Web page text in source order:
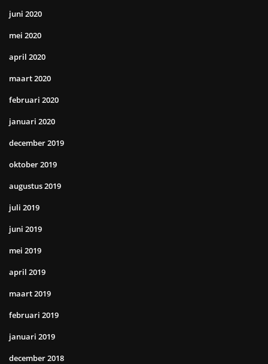
juni 2020
mei 2020
april 2020
maart 2020
februari 2020
januari 2020
december 2019
oktober 2019
augustus 2019
juli 2019
juni 2019
mei 2019
april 2019
maart 2019
februari 2019
januari 2019
december 2018